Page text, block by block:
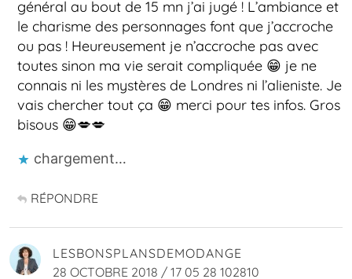
général au bout de 15 mn j’ai jugé ! L’ambiance et
le charisme des personnages font que j’accroche
ou pas ! Heureusement je n’accroche pas avec
toutes sinon ma vie serait compliquée 😁 je ne
connais ni les mystères de Londres ni l’alieniste. Je
vais chercher tout ça 😁 merci pour tes infos. Gros
bisous 😁💋💋
chargement…
RÉPONDRE
LESBONSPLANSDEMODANGE
28 OCTOBRE 2018 / 17 05 28 102810